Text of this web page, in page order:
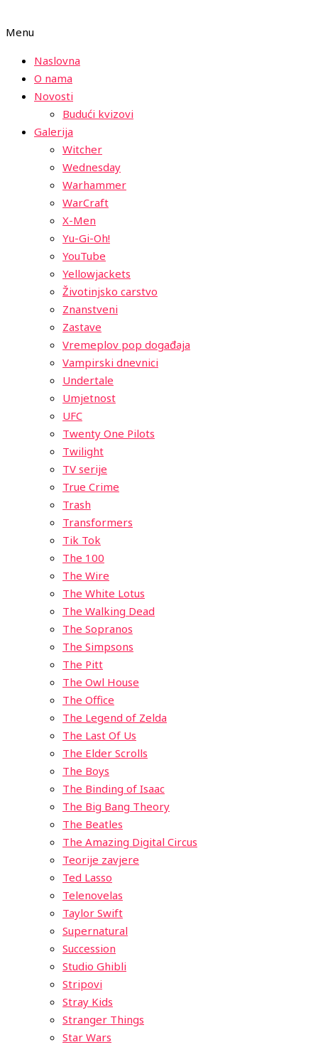
Menu
Naslovna
O nama
Novosti
Budući kvizovi
Galerija
Witcher
Wednesday
Warhammer
WarCraft
X-Men
Yu-Gi-Oh!
YouTube
Yellowjackets
Životinjsko carstvo
Znanstveni
Zastave
Vremeplov pop događaja
Vampirski dnevnici
Undertale
Umjetnost
UFC
Twenty One Pilots
Twilight
TV serije
True Crime
Trash
Transformers
Tik Tok
The 100
The Wire
The White Lotus
The Walking Dead
The Sopranos
The Simpsons
The Pitt
The Owl House
The Office
The Legend of Zelda
The Last Of Us
The Elder Scrolls
The Boys
The Binding of Isaac
The Big Bang Theory
The Beatles
The Amazing Digital Circus
Teorije zavjere
Ted Lasso
Telenovelas
Taylor Swift
Supernatural
Succession
Studio Ghibli
Stripovi
Stray Kids
Stranger Things
Star Wars